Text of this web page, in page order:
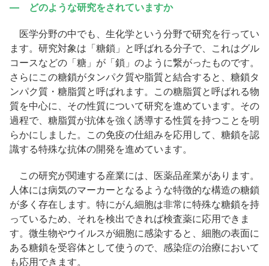
― どのような研究をされていますか
医学分野の中でも、生化学という分野で研究を行ってい
ます。研究対象は「糖鎖」と呼ばれる分子で、これはグル
コースなどの「糖」が「鎖」のように繋がったものです。
さらにこの糖鎖がタンパク質や脂質と結合すると、糖鎖タ
ンパク質・糖脂質と呼ばれます。この糖脂質と呼ばれる物
質を中心に、その性質について研究を進めています。その
過程で、糖脂質が抗体を強く誘導する性質を持つことを明
らかにしました。この免疫の仕組みを応用して、糖鎖を認
識する特殊な抗体の開発を進めています。
この研究が関連する産業には、医薬品産業があります。
人体には病気のマーカーとなるような特徴的な構造の糖鎖
が多く存在します。特にがん細胞は非常に特殊な糖鎖を持
っているため、それを検出できれば検査薬に応用できま
す。微生物やウイルスが細胞に感染すると、細胞の表面に
ある糖鎖を受容体として使うので、感染症の治療において
も応用できます。